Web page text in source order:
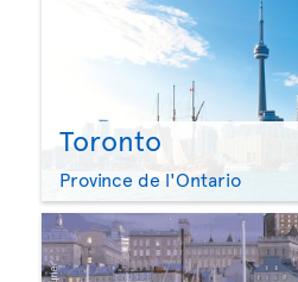
Toronto
Province de l'Ontario